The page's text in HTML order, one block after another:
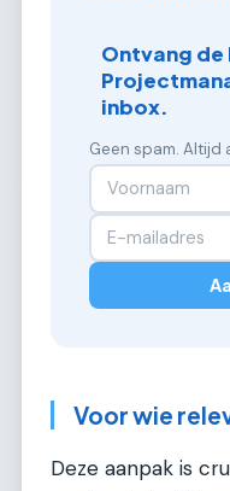
Ontvang
inbox.
Geen spam. Altijd
Voor wie
Deze aanpak is